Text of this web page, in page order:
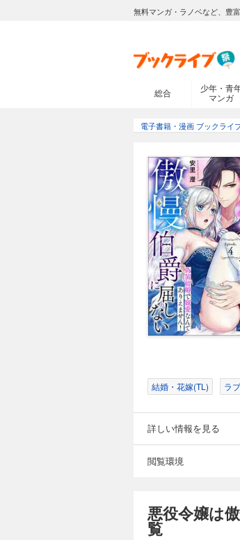
無料マンガ・ラノベなど、豊
総合
少年・青
マンガ
電子書籍・漫画 ブックライ
結婚・花嫁(TL) ラ
詳しい情報を見る
閲覧環境
悪役令嬢は
覧